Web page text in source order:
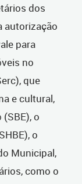
dos
autorização
para
no
que
e cultural,
o
o
Municipal,
como o